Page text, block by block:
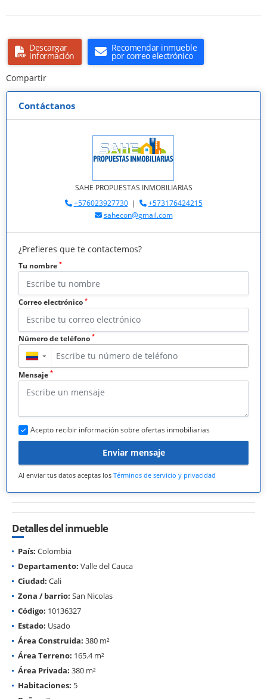
Descargar
información
Recomendar inmueble
por correo electrónico
Compartir
Contáctanos
SAHE PROPUESTAS INMOBILIARIAS
+576023927730|
+573176424215
sahecon@gmail.com
¿Prefieres que te contactemos?
Tu nombre *
Correo electrónico *
Número de teléfono *
▼
Mensaje *
Acepto recibir información sobre ofertas inmobiliarias
Enviar mensaje
Al enviar tus datos aceptas los Términos de servicio y privacidad
Detalles del inmueble
País: Colombia
Departamento: Valle del Cauca
Ciudad: Cali
Zona / barrio: San Nicolas
Código: 10136327
Estado: Usado
Área Construida: 380 m²
Área Terreno: 165.4 m²
Área Privada: 380 m²
Habitaciones: 5